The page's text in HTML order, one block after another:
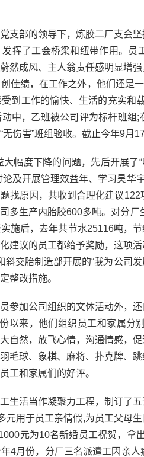
部的领导下，炼胶二厂支会坚
挥了工会桥梁和纽带作用。
然成风、主人翁责任感明显增
佳绩，在工作之外，他们还是
到工作的愉快、生活的充实和
中，乙班被公司评为标杆班组
伤害”班组验收。截止今年9月
度下降的问题，先后开展了“
及开展管理效益年、学习昊华
找原因，共收到合理化建议
多生产内胎胶600多吨。对分
施后，去年共节水25116吨，
建议的员工都给予奖励，这项
斜交胎制造部开展的“我为公司
整改措施。
加公司组织的文体活动外，还
以来，他们组织员工和家属分
自然，放飞心情，沟通情感，
毛球、象棋、麻将、扑克牌、
工和家属们的好评。
活当作凝聚力工程，制订了五
元用于员工亲情假,为员工父母
元为10名新婚员工祝贺，拿
4月份，分厂三名派遣工因亲